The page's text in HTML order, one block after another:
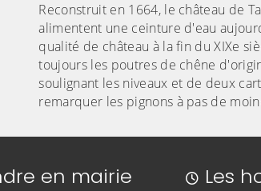
Reconstruit en 1664, le château de
alimentent une ceinture d'eau
qualité de château à la fin du XIXe
toujours les poutres de chêne
soulignant les niveaux et de deux
remarquer les pignons à pas de
en mairie Les